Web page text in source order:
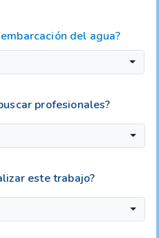
del agua?
profesionales?
este trabajo?